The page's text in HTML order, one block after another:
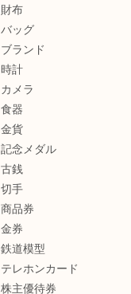
財布
バッグ
ブランド
時計
カメラ
食器
金貨
記念メダル
古銭
切手
商品券
金券
鉄道模型
テレホンカード
株主優待券